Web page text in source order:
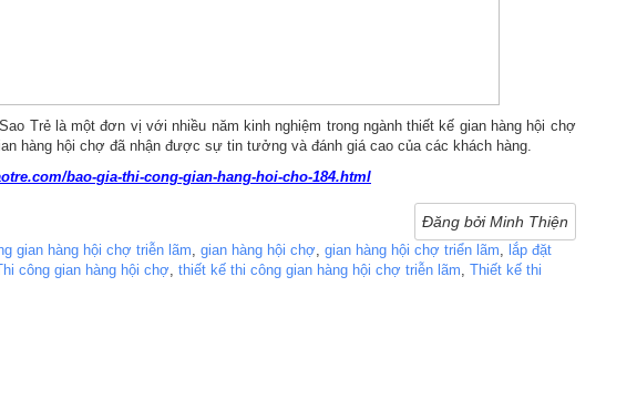
Trẻ là một đơn vị với nhiều năm kinh nghiệm trong ngành thiết kế gian hàng hội chợ
hàng hội chợ đã nhận được sự tin tưởng và đánh giá cao của các khách hàng.
bao-gia-thi-cong-gian-hang-hoi-cho-184.html
Đăng bởi Minh Thiện
gian hàng hội chợ triễn lãm gian hàng hội chợ gian hàng hội chợ triển lãm lắp đặt
công gian hàng hội chợ thiết kế thi công gian hàng hội chợ triễn lãm Thiết kế thi